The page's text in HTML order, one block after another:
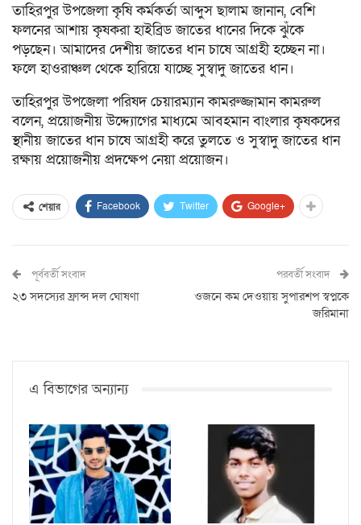
তাহিরপুর উপজেলা কৃষি কর্মকর্তা আব্দুস ছালাম জানান, বেশি
ফলনের আশায় কৃষকরা হাইব্রিড জাতের ধানের দিকে ঝুঁকে
পড়ছেন। আমাদের দেশীয় জাতের ধান চাষে আগ্রহী হচ্ছেন না।
ফলে হাওরাঞ্চল থেকে হারিয়ে যাচ্ছে সুস্বাদু জাতের ধান।
তাহিরপুর উপজেলা পরিষদ চেয়ারম্যান কামরুজ্জামান কামরুল
বলেন, প্রয়োজনীয় উদ্দ্যোগের মাধ্যমে আবহমান বাংলার কৃষকদের
স্থানীয় জাতের ধান চাষে আগ্রহী করে তুলতে ও সুস্বাদু জাতের ধান
রক্ষায় প্রয়োজনীয় প্রদক্ষেপ নেয়া প্রয়োজন।
শেয়ার Facebook Twitter Google+
পূর্ববর্তী সংবাদ
২৩ সদস্যের ফ্রান্স দল ঘোষণা
পরবর্তী সংবাদ
ওজনে কম দেওয়ায় সুপারশপ স্বপ্নকে
জরিমানা
এ বিভাগের অন্যান্য